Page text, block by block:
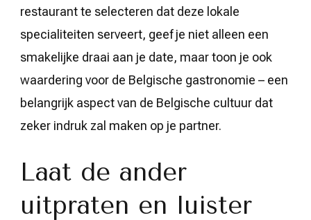
restaurant te selecteren dat deze lokale
specialiteiten serveert, geef je niet alleen een
smakelijke draai aan je date, maar toon je ook
waardering voor de Belgische gastronomie – een
belangrijk aspect van de Belgische cultuur dat
zeker indruk zal maken op je partner.
Laat de ander
uitpraten en luister